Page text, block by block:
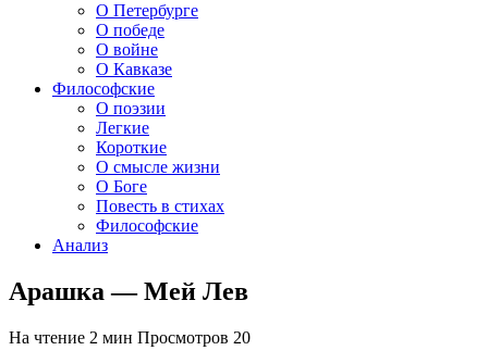
О Петербурге
О победе
О войне
О Кавказе
Философские
О поэзии
Легкие
Короткие
О смысле жизни
О Боге
Повесть в стихах
Философские
Анализ
Арашка — Мей Лев
На чтение 2 мин Просмотров 20